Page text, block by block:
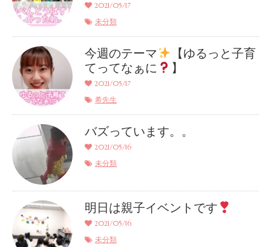
2021/05/17
未分類
今週のテーマ
【ゆるっと子育
てってなぁに
】
2021/05/17
希先生
バズっています。。
2021/05/16
未分類
明日は親子イベントです
2021/05/16
未分類